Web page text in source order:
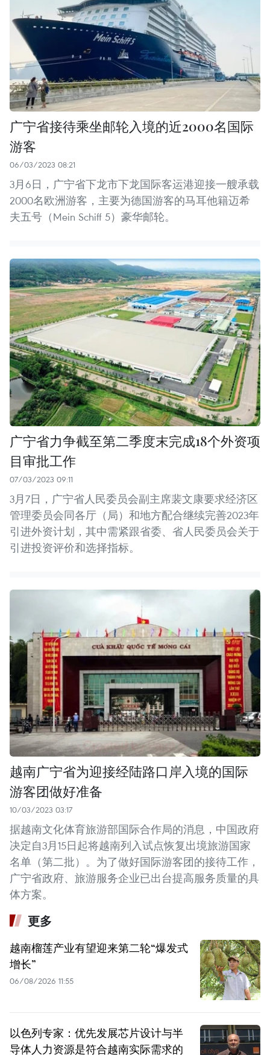
广宁省接待乘坐邮轮入境的近2000名国际
游客
06/03/2023 08:21
3月6日，广宁省下龙市下龙国际客运港迎接一艘承载
2000名欧洲游客，主要为德国游客的马耳他籍迈希
夫五号（Mein Schiff 5）豪华邮轮。
广宁省力争截至第二季度末完成18个外资项
目审批工作
07/03/2023 09:11
3月7日，广宁省人民委员会副主席裴文康要求经济区
管理委员会同各厅（局）和地方配合继续完善2023年
引进外资计划，其中需紧跟省委、省人民委员会关于
引进投资评价和选择指标。
越南广宁省为迎接经陆路口岸入境的国际
游客团做好准备
10/03/2023 03:17
据越南文化体育旅游部国际合作局的消息，中国政府
决定自3月15日起将越南列入试点恢复出境旅游国家
名单（第二批）。为了做好国际游客团的接待工作，
广宁省政府、旅游服务企业已出台提高服务质量的具
体方案。
更多
越南榴莲产业有望迎来第二轮“爆发式
增长”
06/08/2026 11:55
以色列专家：优先发展芯片设计与半
导体人力资源是符合越南实际需求的